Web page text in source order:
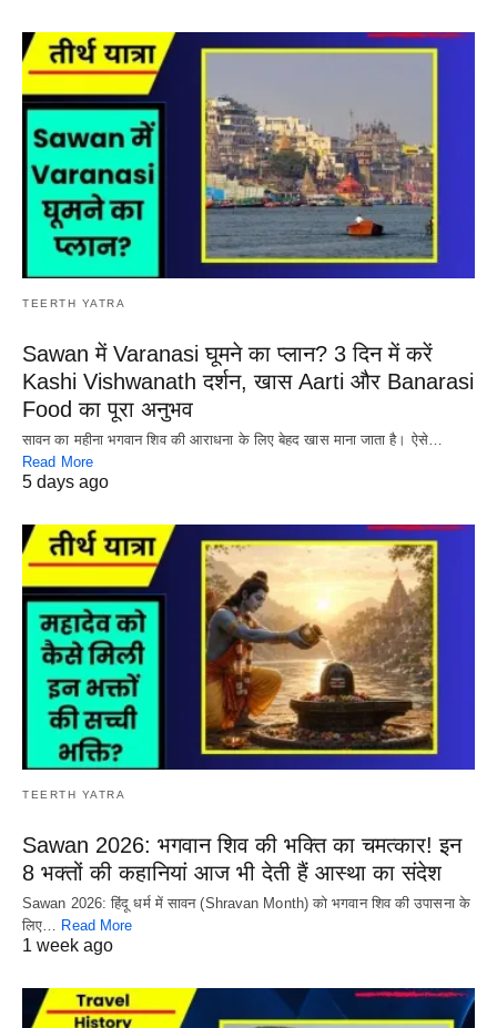
TEERTH YATRA
Sawan में Varanasi घूमने का प्लान? 3 दिन में करें
Kashi Vishwanath दर्शन, खास Aarti और Banarasi
Food का पूरा अनुभव
सावन का महीना भगवान शिव की आराधना के लिए बेहद खास माना जाता है। ऐसे…
Read More
5 days ago
TEERTH YATRA
Sawan 2026: भगवान शिव की भक्ति का चमत्कार! इन
8 भक्तों की कहानियां आज भी देती हैं आस्था का संदेश
Sawan 2026: हिंदू धर्म में सावन (Shravan Month) को भगवान शिव की उपासना के
लिए… Read More
1 week ago